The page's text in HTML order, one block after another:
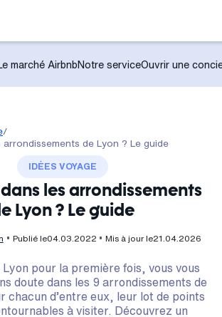
marché AirbnbNotre serviceOuvrir une
/
de Lyon ? Le guide
IDÉES VOYAGE
les arrondissements
Lyon ? Le guide
Publié le04.03.2022 Mis à jour le21.04.2026
Lyon pour la première fois, vous vous
doute dans les 9 arrondissements de
chacun d’entre eux, leur lot de points
à visiter. Découvrez un